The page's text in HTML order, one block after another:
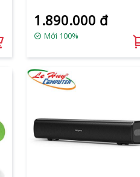
1.890.000 đ
Mới 100%